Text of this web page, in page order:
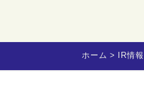
ホーム IR情報